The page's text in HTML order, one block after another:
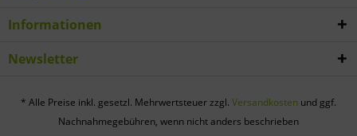
Informationen
Newsletter
* Alle Preise inkl. gesetzl. Mehrwertsteuer zzgl. Versandkosten und ggf.
Nachnahmegebühren, wenn nicht anders beschrieben